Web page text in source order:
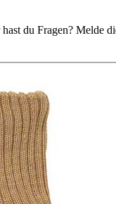
du Fragen? Melde